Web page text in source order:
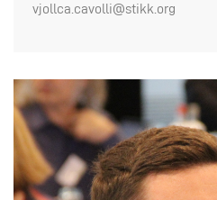
vjollca.cavolli@stikk.org